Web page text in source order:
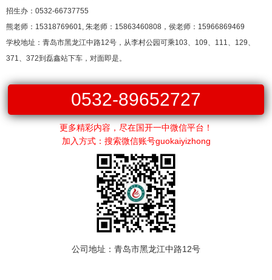
招生办：0532-66737755
熊老师：15318769601, 朱老师：15863460808，侯老师：15966869469
学校地址：青岛市黑龙江中路12号，从李村公园可乘103、109、111、129、
371、372到磊鑫站下车，对面即是。
0532-89652727
更多精彩内容，尽在国开一中微信平台！
加入方式：搜索微信账号guokaiyizhong
公司地址：青岛市黑龙江中路12号